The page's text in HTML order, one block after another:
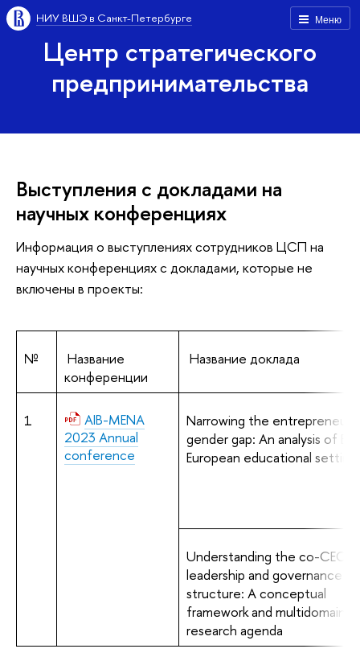
Меню
НИУ ВШЭ в Санкт-Петербурге
Центр стратегического
предпринимательства
Выступления с докладами на
научных конференциях
Информация о выступлениях сотрудников ЦСП на
научных конференциях с докладами, которые не
включены в проекты:
№
Название
конференции
Название доклада
1
AIB-MENA
2023 Annual
conference
Narrowing the
gender gap: An analysis of
European educational
Understanding the co-CEO
leadership and governance
structure: A conceptual
framework and multidomain
research agenda